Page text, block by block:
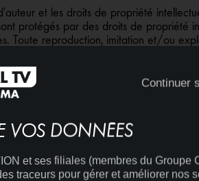
et les droits de propriété
protégés par des droits de propriété
Toute reproduction, imitation et/ou
+, est strictement prohibée.
CANAL+ DISTRIBUTION, TOUS DROITS RÉSERVÉS
D'UTILISATION .DÉVELOPPEMENT PAR SITIZY
Continuer
VOS DONNÉES
et ses filiales (membres du Groupe
traceurs pour gérer et améliorer nos